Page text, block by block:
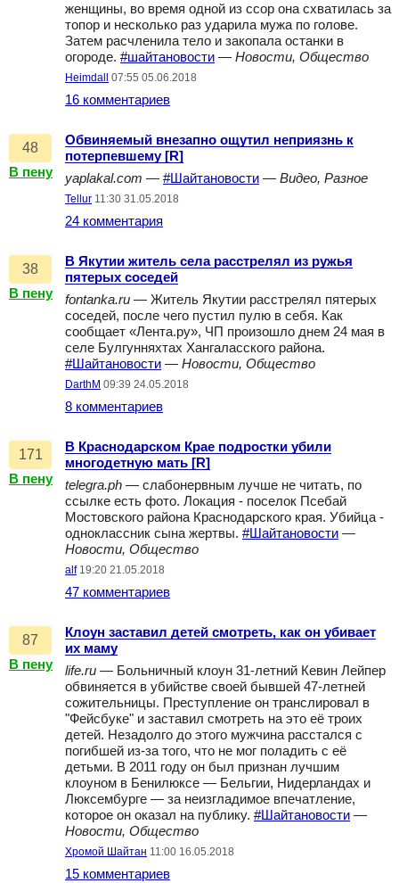
женщины, во время одной из ссор она схватилась за
топор и несколько раз ударила мужа по голове.
Затем расчленила тело и закопала останки в
огороде. #шайтановости — Новости, Общество
Heimdall 07:55 05.06.2018
16 комментариев
48
В пену
Обвиняемый внезапно ощутил неприязнь к
потерпевшему [R]
yaplakal.com — #Шайтановости — Видео, Разное
Tellur 11:30 31.05.2018
24 комментария
38
В пену
В Якутии житель села расстрелял из ружья
пятерых соседей
fontanka.ru — Житель Якутии расстрелял пятерых
соседей, после чего пустил пулю в себя. Как
сообщает «Лента.ру», ЧП произошло днем 24 мая в
селе Булгунняхтах Хангаласского района.
#Шайтановости — Новости, Общество
DarthM 09:39 24.05.2018
8 комментариев
171
В пену
В Краснодарском Крае подростки убили
многодетную мать [R]
telegra.ph — слабонервным лучше не читать, по
ссылке есть фото. Локация - поселок Псебай
Мостовского района Краснодарского края. Убийца -
одноклассник сына жертвы. #Шайтановости —
Новости, Общество
alf 19:20 21.05.2018
47 комментариев
87
В пену
Клоун заставил детей смотреть, как он убивает
их маму
life.ru — Больничный клоун 31-летний Кевин Лейпер
обвиняется в убийстве своей бывшей 47-летней
сожительницы. Преступление он транслировал в
"Фейсбуке" и заставил смотреть на это её троих
детей. Незадолго до этого мужчина расстался с
погибшей из-за того, что не мог поладить с её
детьми. В 2011 году он был признан лучшим
клоуном в Бенилюксе — Бельгии, Нидерландах и
Люксембурге — за неизгладимое впечатление,
которое он оказал на публику. #Шайтановости —
Новости, Общество
Хромой Шайтан 11:00 16.05.2018
15 комментариев